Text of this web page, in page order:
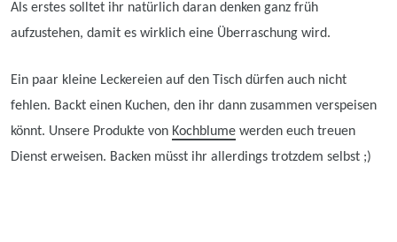
Als erstes solltet ihr natürlich daran denken ganz früh
aufzustehen, damit es wirklich eine Überraschung wird.
Ein paar kleine Leckereien auf den Tisch dürfen auch nicht
fehlen. Backt einen Kuchen, den ihr dann zusammen verspeisen
könnt. Unsere Produkte von Kochblume werden euch treuen
Dienst erweisen. Backen müsst ihr allerdings trotzdem selbst ;)